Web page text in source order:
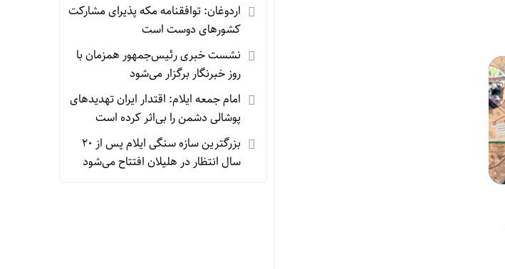
اردوغان: توافقنامه مکه پذیرای مشارکت
کشورهای دوست است
نشست خبری رئیس‌جمهور همزمان با
روز خبرنگار برگزار می‌شود
امام جمعه ایلام: اقتدار ایران تهدیدهای
پوشالی دشمن را بی‌اثر کرده است
بزرگترین سازه سنگی ایلام پس از ۲۰
سال انتظار در هلیلان افتتاح می‌شود